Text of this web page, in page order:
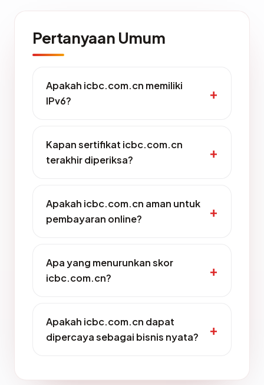
Pertanyaan Umum
Apakah icbc.com.cn memiliki
IPv6?
Kapan sertifikat icbc.com.cn
terakhir diperiksa?
Apakah icbc.com.cn aman untuk
pembayaran online?
Apa yang menurunkan skor
icbc.com.cn?
Apakah icbc.com.cn dapat
dipercaya sebagai bisnis nyata?